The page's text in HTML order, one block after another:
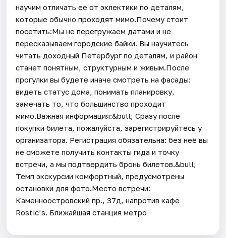
научим отличать её от эклектики по деталям,
которые обычно проходят мимо.Почему стоит
посетить:Мы не перегружаем датами и не
пересказываем городские байки. Вы научитесь
читать доходный Петербург по деталям, и район
станет понятным, структурным и живым.После
прогулки вы будете иначе смотреть на фасады:
видеть статус дома, понимать планировку,
замечать то, что большинство проходит
мимо.Важная информация:&bull; Сразу после
покупки билета, пожалуйста, зарегистрируйтесь у
организатора. Регистрация обязательна: без неё вы
не сможете получить контакты гида и точку
встречи, а мы подтвердить бронь билетов.&bull;
Темп экскурсии комфортный, предусмотрены
остановки для фото.Место встречи:
Каменноостровский пр., 37д, напротив кафе
Rostic’s. Ближайшая станция метро